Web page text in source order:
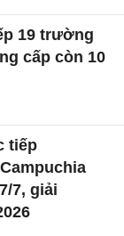
19 trường
cấp còn 10
tiếp
7, giải